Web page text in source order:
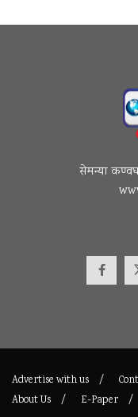
सेमन्या
Advertise with us
About Us
E-Paper